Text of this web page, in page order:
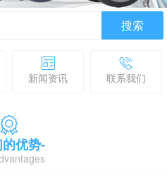
搜索
新闻资讯 联系我们
优势-